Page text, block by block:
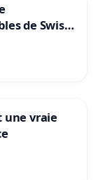
de Swiss
une vraie